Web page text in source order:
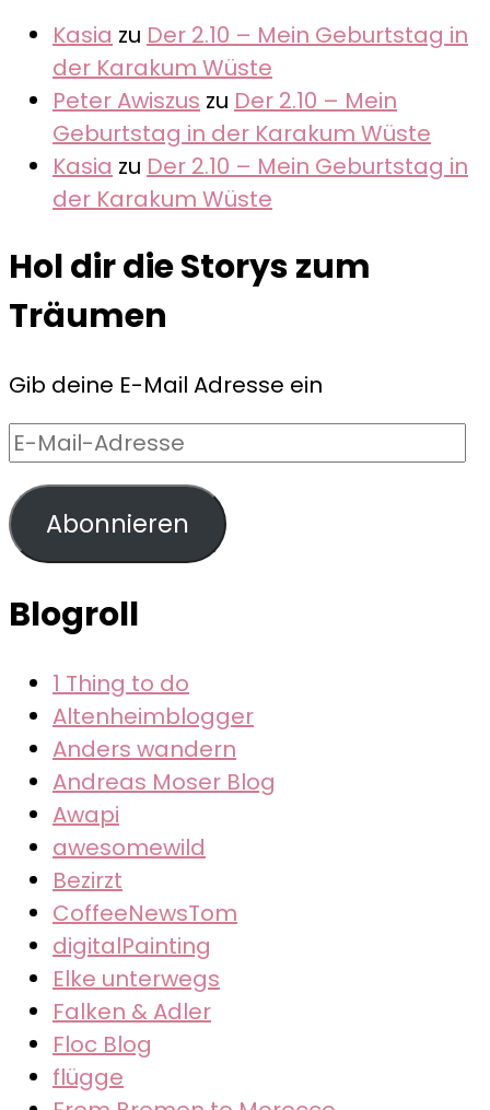
Kasia zu Der 2.10 – Mein Geburtstag in
der Karakum Wüste
Peter Awiszus zu Der 2.10 – Mein
Geburtstag in der Karakum Wüste
Kasia zu Der 2.10 – Mein Geburtstag in
der Karakum Wüste
Hol dir die Storys zum
Träumen
Gib deine E-Mail Adresse ein
E-
Mail-
Adresse
Abonnieren
Blogroll
1 Thing to do
Altenheimblogger
Anders wandern
Andreas Moser Blog
Awapi
awesomewild
Bezirzt
CoffeeNewsTom
digitalPainting
Elke unterwegs
Falken & Adler
Floc Blog
flügge